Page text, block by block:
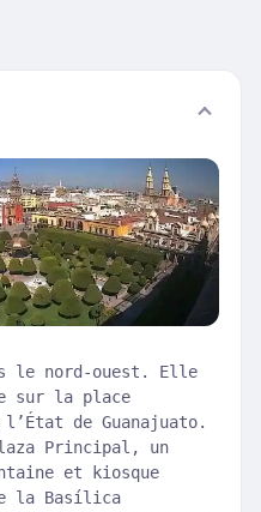
le nord-ouest. Elle
sur la place
de Guanajuato.
Principal, un
et kiosque
la Basílica